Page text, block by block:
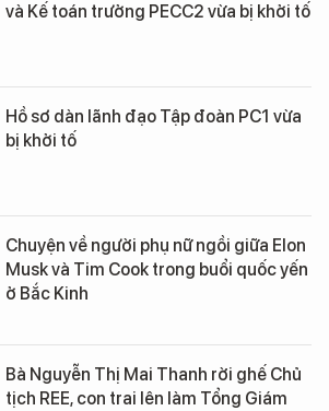
và Kế toán trưởng PECC2 vừa bị khởi tố
Hồ sơ dàn lãnh đạo Tập đoàn PC1 vừa
bị khởi tố
Chuyện về người phụ nữ ngồi giữa Elon
Musk và Tim Cook trong buổi quốc yến
ở Bắc Kinh
Bà Nguyễn Thị Mai Thanh rời ghế Chủ
tịch REE, con trai lên làm Tổng Giám